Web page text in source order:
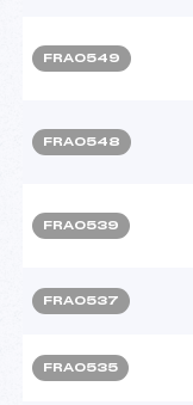
FRA0549
FRA0548
FRA0539
FRA0537
FRA0535